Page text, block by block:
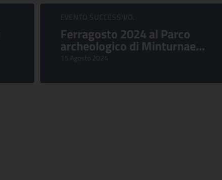
EVENTO SUCCESSIVO:
Ferragosto 2024 al Parco
archeologico di Minturnae...
15 Agosto 2024